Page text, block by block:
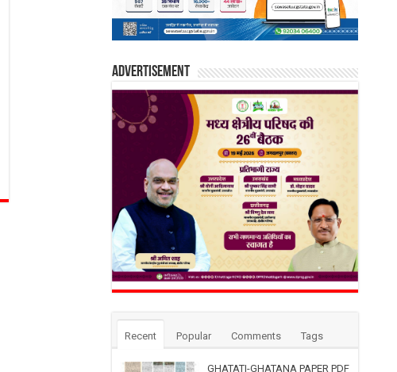
Advertisement
Recent Popular Comments Tags
GHATATI-GHATANA PAPER PDF